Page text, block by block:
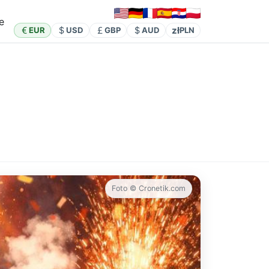
EUR USD GBP AUD złPLN
Foto © Cronetik.com